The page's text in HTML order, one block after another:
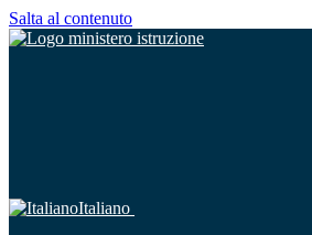
Salta al contenuto
Italiano